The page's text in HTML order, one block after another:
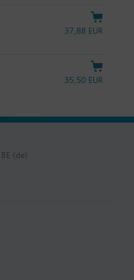
37,88 EUR
35,50 EUR
BE (de)